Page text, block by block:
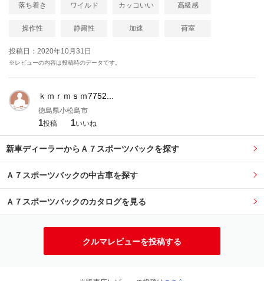
落ち着き ワイルド カッコいい 高級感
操作性 静粛性 加速 荷室
投稿日：2020年10月31日
※レビューの内容は投稿時のデータです。
ｋｍｒｍｓｍ7752...
徳島県小松島市
1投稿 1いいね
新車ディーラーからＡ７スポーツバックを探す
Ａ７スポーツバックの中古車を探す
Ａ７スポーツバックのカタログを見る
クルマレビューを投稿する